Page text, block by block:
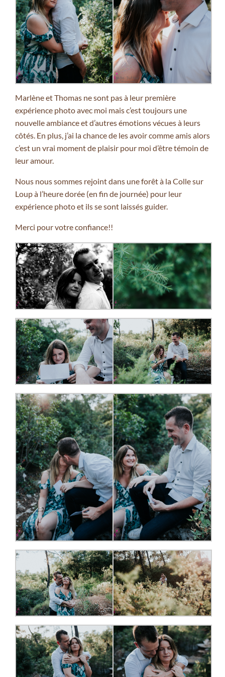
Marlène et Thomas ne sont pas à leur première
expérience photo avec moi mais c’est toujours une
nouvelle ambiance et d’autres émotions vécues à leurs
côtés. En plus, j’ai la chance de les avoir comme amis alors
c’est un vrai moment de plaisir pour moi d’être témoin de
leur amour.
Nous nous sommes rejoint dans une forêt à la Colle sur
Loup à l’heure dorée (en fin de journée) pour leur
expérience photo et ils se sont laissés guider.
Merci pour votre confiance!!